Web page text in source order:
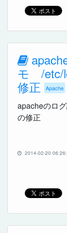
モ /etc/
修正
Apache
apacheのロ
の修正
2014-02-20